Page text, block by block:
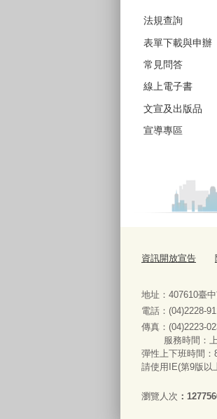
法規查詢
表單下載與申辦
常見問答
線上電子書
文宣及出版品
宣導專區
資訊開放宣告
地址：407610臺
電話：(04)2228-
傳真：(04)2223-
服務時間：上
彈性上下班時間：
請使用IE(第9版以
瀏覽人次